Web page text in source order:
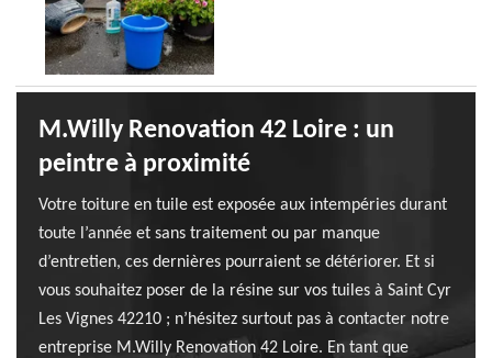
M.Willy Renovation 42 Loire : un
peintre à proximité
Votre toiture en tuile est exposée aux intempéries durant
toute l’année et sans traitement ou par manque
d’entretien, ces dernières pourraient se détériorer. Et si
vous souhaitez poser de la résine sur vos tuiles à Saint Cyr
Les Vignes 42210 ; n’hésitez surtout pas à contacter notre
entreprise M.Willy Renovation 42 Loire. En tant que